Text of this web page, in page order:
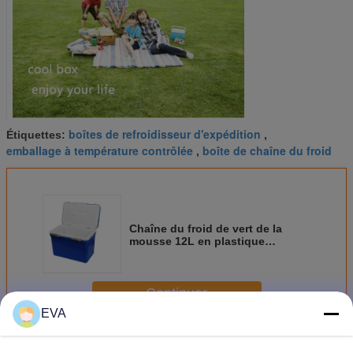
Étiquettes: boîtes de refroidisseur d'expédition ,
emballage à température contrôlée , boîte de chaîne du froid
Chaîne du froid de vert de la
mousse 12L en plastique
poignée dans médical
Continuer
PlusEmballage de chaîne du froid
EVA